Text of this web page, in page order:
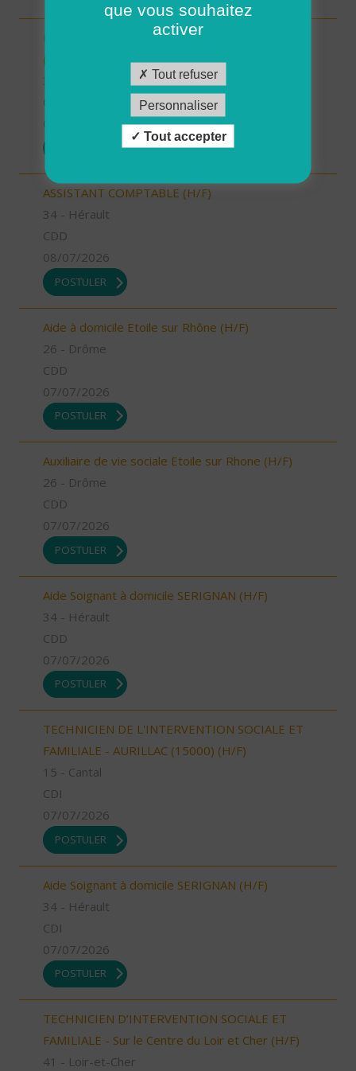
INTERVENANT.E A DOMICILE - VAL D'ANAST
(H/F)
ASSISTANT COMPTABLE (H/F)
34 - Hérault
CDD
08/07/2026
POSTULER
Aide à domicile Etoile sur Rhône (H/F)
26 - Drôme
CDD
07/07/2026
POSTULER
Auxiliaire de vie sociale Etoile sur Rhone (H/F)
26 - Drôme
CDD
07/07/2026
POSTULER
Aide Soignant à domicile SERIGNAN (H/F)
34 - Hérault
CDD
07/07/2026
POSTULER
TECHNICIEN DE L'INTERVENTION SOCIALE ET
FAMILIALE - AURILLAC (15000) (H/F)
15 - Cantal
CDI
07/07/2026
POSTULER
Aide Soignant à domicile SERIGNAN (H/F)
34 - Hérault
CDI
07/07/2026
POSTULER
TECHNICIEN D’INTERVENTION SOCIALE ET
FAMILIALE - Sur le Centre du Loir et Cher (H/F)
41 - Loir-et-Cher
que vous souhaitez
activer
Tout refuser
Personnaliser
Tout accepter